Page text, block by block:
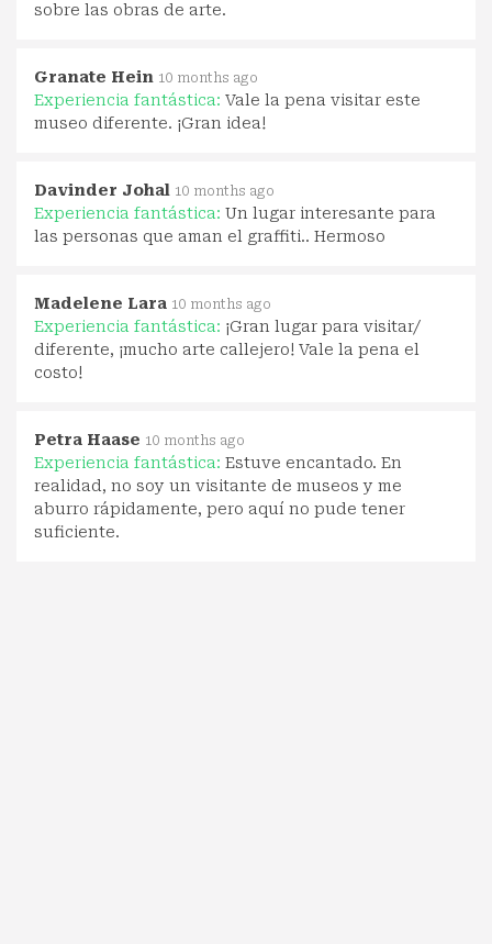
sobre las obras de arte.
Granate Hein 10 months ago
Experiencia fantástica: Vale la pena visitar este
museo diferente. ¡Gran idea!
Davinder Johal 10 months ago
Experiencia fantástica: Un lugar interesante para
las personas que aman el graffiti.. Hermoso
Madelene Lara 10 months ago
Experiencia fantástica: ¡Gran lugar para visitar/
diferente, ¡mucho arte callejero! Vale la pena el
costo!
Petra Haase 10 months ago
Experiencia fantástica: Estuve encantado. En
realidad, no soy un visitante de museos y me
aburro rápidamente, pero aquí no pude tener
suficiente.